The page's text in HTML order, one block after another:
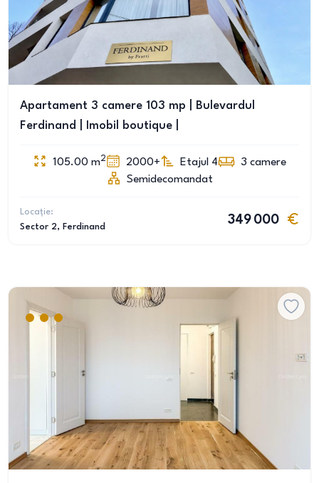
Apartament 3 camere 103 mp | Bulevardul
Ferdinand | Imobil boutique |
105.00 m2 2000+ Etajul 4 3 camere
Semidecomandat
Locație:
Sector 2, Ferdinand
349 000